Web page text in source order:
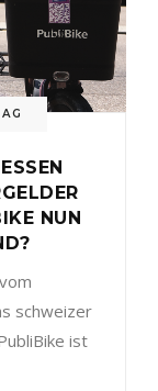
NUN
schweizer
ist